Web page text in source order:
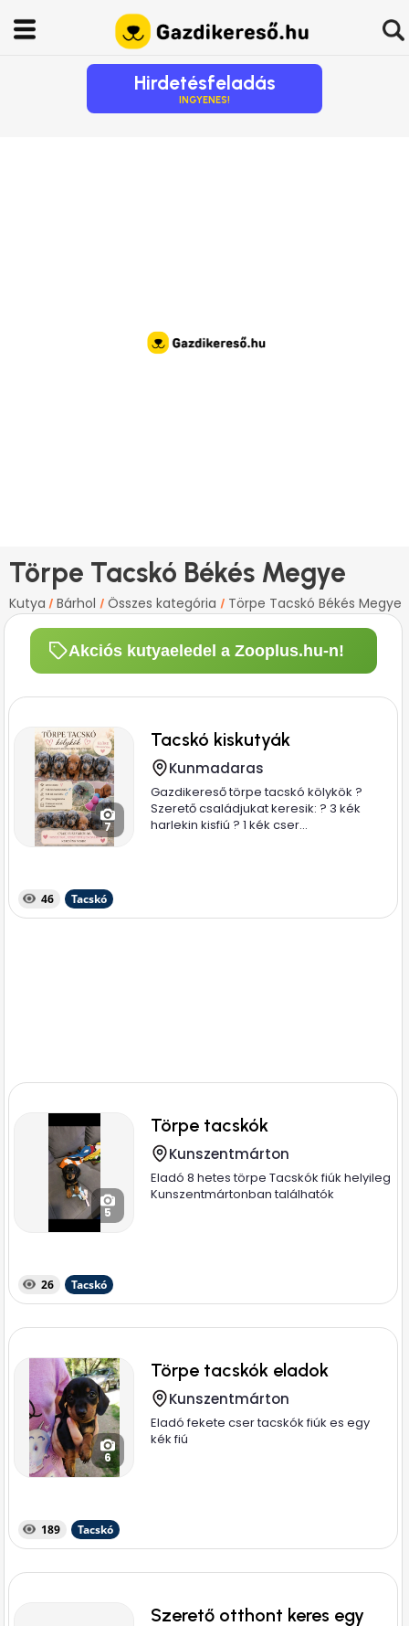
Hirdetésfeladás
INGYENES!
Törpe Tacskó Békés Megye
Kutya / Bárhol / Összes kategória / Törpe Tacskó Békés Megye
Akciós kutyaeledel a Zooplus.hu-n!
7
Tacskó kiskutyák
Kunmadaras
Gazdikereső törpe tacskó kölykök ?
Szerető családjukat keresik: ? 3 kék
harlekin kisfiú ? 1 kék cser...
46 Tacskó
5
Törpe tacskók
Kunszentmárton
Eladó 8 hetes törpe Tacskók fiúk helyileg
Kunszentmártonban találhatók
26 Tacskó
6
Törpe tacskók eladok
Kunszentmárton
Eladó fekete cser tacskók fiúk es egy
kék fiú
189 Tacskó
Szerető otthont keres egy